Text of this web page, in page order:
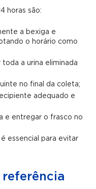
horas são:
a bexiga e
o horário como
a urina eliminada
no final da coleta;
adequado e
e entregar o frasco no
essencial para evitar
referência